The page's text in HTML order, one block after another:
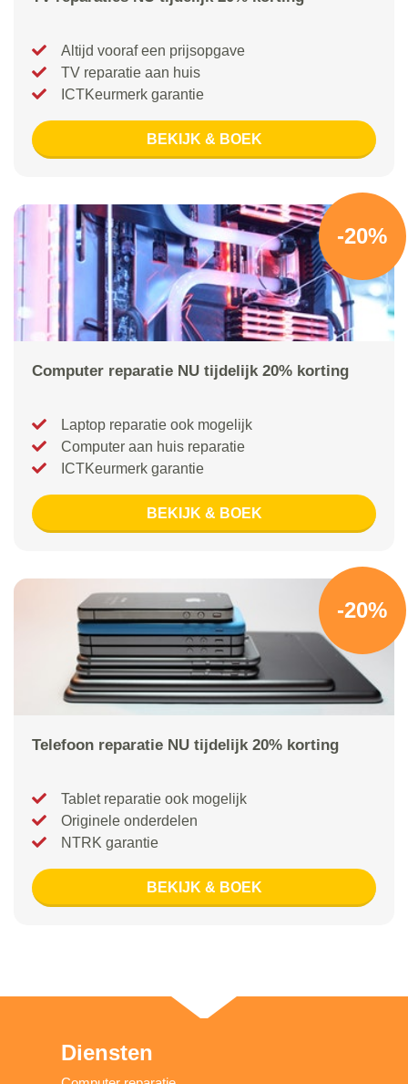
Altijd vooraf een prijsopgave
TV reparatie aan huis
ICTKeurmerk garantie
BEKIJK & BOEK
-20%
Computer reparatie NU tijdelijk 20% korting
Laptop reparatie ook mogelijk
Computer aan huis reparatie
ICTKeurmerk garantie
BEKIJK & BOEK
-20%
Telefoon reparatie NU tijdelijk 20% korting
Tablet reparatie ook mogelijk
Originele onderdelen
NTRK garantie
BEKIJK & BOEK
Diensten